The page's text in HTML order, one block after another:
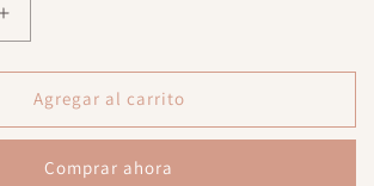
Aumentar
cantidad
para
venado
Agregar al carrito
Comprar ahora